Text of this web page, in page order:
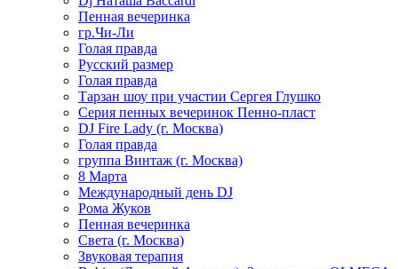
Пенная вечеринка
гр.Чи-Ли
Голая правда
Русский размер
Голая правда
Тарзан шоу при участии Сергея Глушко
Серия пенных вечеринок Пенно-пласт
DJ Fire Lady (г. Москва)
Голая правда
группа Винтаж (г. Москва)
8 Марта
Международный день DJ
Рома Жуков
Пенная вечеринка
Света (г. Москва)
Звуковая терапия